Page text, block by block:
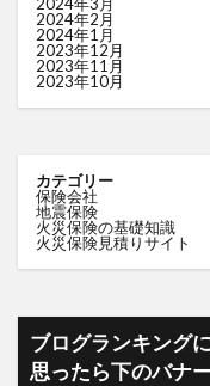
2024年2月
2024年1月
2023年12月
2023年11月
2023年10月
カテゴリー
保険会社
地震保険
火災保険の基礎知識
火災保険見積りサイト
ブログランキング
思ったら下のバナ